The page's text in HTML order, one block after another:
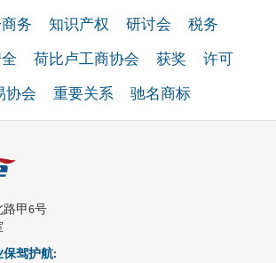
务 知识产权 研讨会
税务
荷比卢工商协会 获奖
许可
协会 重要关系 驰名商标
甲6号
保驾护航: